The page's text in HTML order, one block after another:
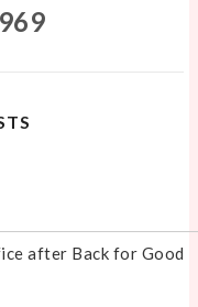
after Back for Good